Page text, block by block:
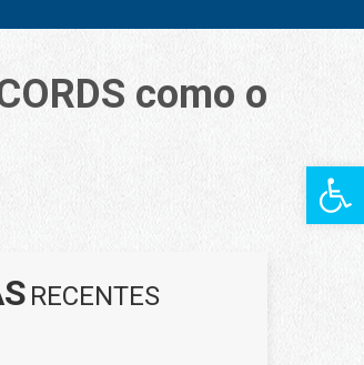
Barra de
como o
Mundo
RECENTES